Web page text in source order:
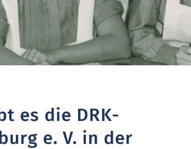
es die DRK-
e. V. in der